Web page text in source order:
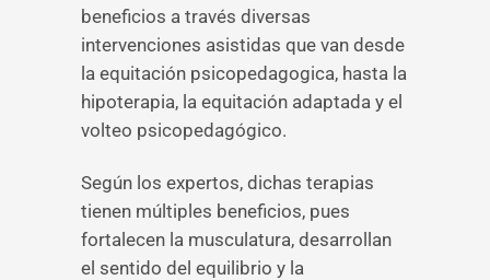
beneficios a través diversas
intervenciones asistidas que van desde
la equitación psicopedagogica, hasta la
hipoterapia, la equitación adaptada y el
volteo psicopedagógico.
Según los expertos, dichas terapias
tienen múltiples beneficios, pues
fortalecen la musculatura, desarrollan
el sentido del equilibrio y la